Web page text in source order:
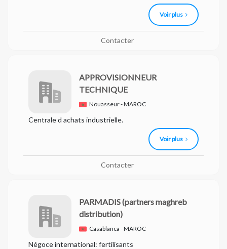
Voir plus
Contacter
APPROVISIONNEUR
TECHNIQUE
Nouasseur - MAROC
Centrale d achats industrielle.
Voir plus
Contacter
PARMADIS(partners maghreb
distribution)
Casablanca - MAROC
Négoce international: fertilisants